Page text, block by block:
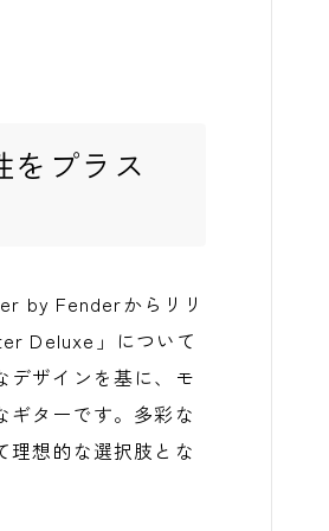
をプラス
by Fenderからリリ
Deluxe」について
デザインを基に、モ
ギターです。多彩な
理想的な選択肢とな